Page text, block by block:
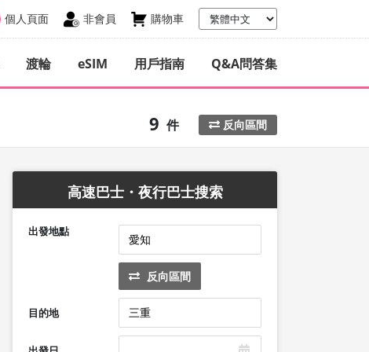
個人頁面 非會員 購物車
渡輪 eSIM 用戶指南 Q&A問答集
9 件 反向區間
高速巴士・夜行巴士搜索
出發地點
反向區間
目的地